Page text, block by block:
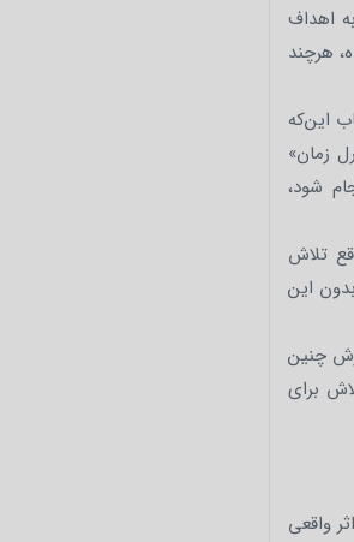
اهداف
هرچند
این‌که
زمان»
شود،
تلاش
این
چنین
برای
واقعی